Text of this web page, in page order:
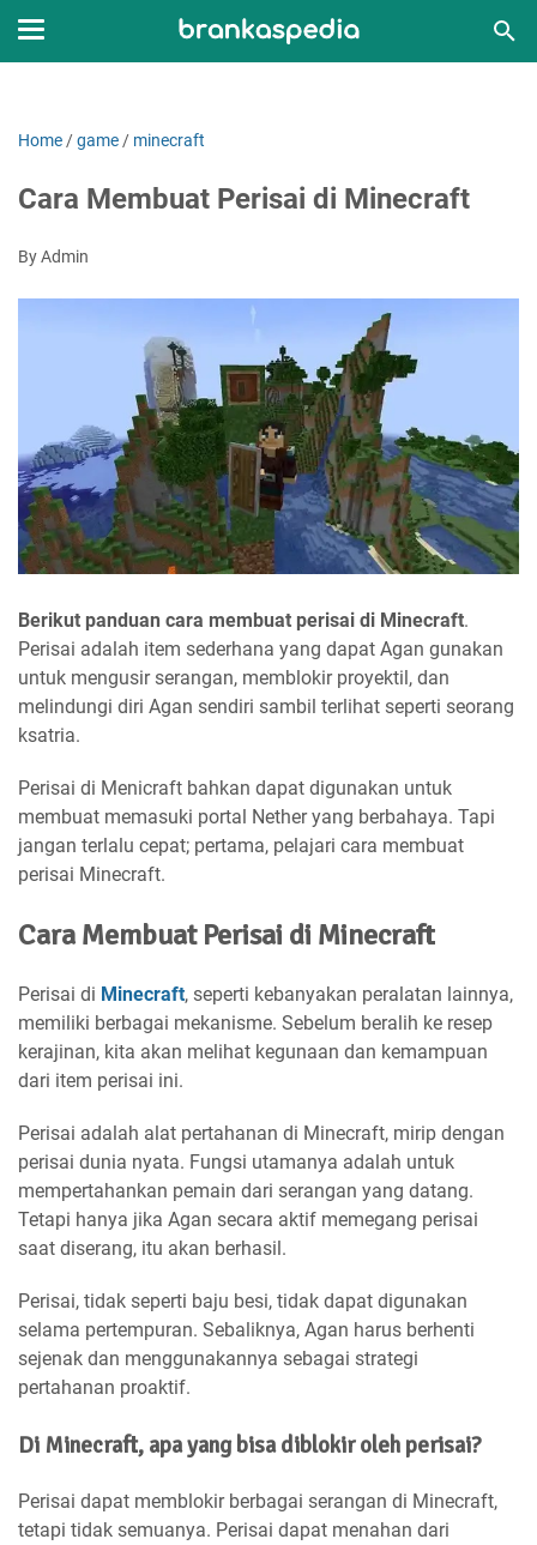
Home /game / minecraft
Cara Membuat Perisai di Minecraft
By Admin
Berikut panduan cara membuat perisai di Minecraft.
Perisai adalah item sederhana yang dapat Agan gunakan
untuk mengusir serangan, memblokir proyektil, dan
melindungi diri Agan sendiri sambil terlihat seperti seorang
ksatria.
Perisai di Menicraft bahkan dapat digunakan untuk
membuat memasuki portal Nether yang berbahaya. Tapi
jangan terlalu cepat; pertama, pelajari cara membuat
perisai Minecraft.
Cara Membuat Perisai di Minecraft
Perisai di Minecraft, seperti kebanyakan peralatan lainnya,
memiliki berbagai mekanisme. Sebelum beralih ke resep
kerajinan, kita akan melihat kegunaan dan kemampuan
dari item perisai ini.
Perisai adalah alat pertahanan di Minecraft, mirip dengan
perisai dunia nyata. Fungsi utamanya adalah untuk
mempertahankan pemain dari serangan yang datang.
Tetapi hanya jika Agan secara aktif memegang perisai
saat diserang, itu akan berhasil.
Perisai, tidak seperti baju besi, tidak dapat digunakan
selama pertempuran. Sebaliknya, Agan harus berhenti
sejenak dan menggunakannya sebagai strategi
pertahanan proaktif.
Di Minecraft, apa yang bisa diblokir oleh perisai?
Perisai dapat memblokir berbagai serangan di Minecraft,
tetapi tidak semuanya. Perisai dapat menahan dari